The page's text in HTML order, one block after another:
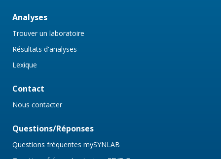
Analyses
Trouver un laboratoire
Résultats d'analyses
Lexique
Contact
Nous contacter
Questions/Réponses
Questions fréquentes mySYNLAB